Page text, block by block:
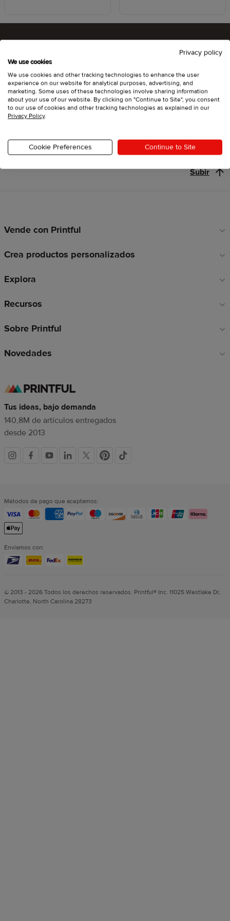
¿Listo para probar Printful?
Empieza
Subir
Enlaces
pie
página
Vende con Printful
Crea productos personalizados
Explora
Recursos
Sobre Printful
Novedades
Tus ideas, bajo demanda
140,8M de artículos entregados
desde 2013
Redes
Métodos de pago que aceptamos:
Enviamos con:
© 2013 - 2026 Todos los derechos reservados. Printful® Inc. 11025 Westlake Dr,
Charlotte, North Carolina 28273
Privacy policy
We use cookies
We use cookies and other tracking technologies to enhance the user
experience on our website for analytical purposes, advertising, and
marketing. Some uses of these technologies involve sharing information
about your use of our website. By clicking on "Continue to Site", you consent
to our use of cookies and other tracking technologies as explained in our
Privacy Policy.
Cookie Preferences Continue to Site